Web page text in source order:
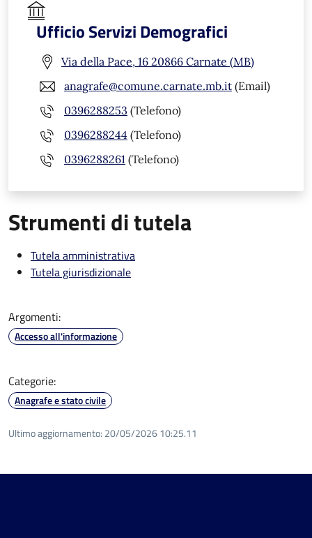
Ufficio Servizi Demografici
Via della Pace, 16 20866 Carnate (MB)
anagrafe@comune.carnate.mb.it (Email)
0396288253 (Telefono)
0396288244 (Telefono)
0396288261 (Telefono)
Strumenti di tutela
Tutela amministrativa
Tutela giurisdizionale
Argomenti:
Accesso all'informazione
Categorie:
Anagrafe e stato civile
Ultimo aggiornamento: 20/05/2026 10:25.11